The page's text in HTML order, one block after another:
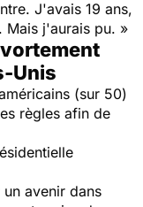
J'avais 19 ans,
Mais j'aurais pu. »
Unis
(sur 50)
règles afin de
avenir dans